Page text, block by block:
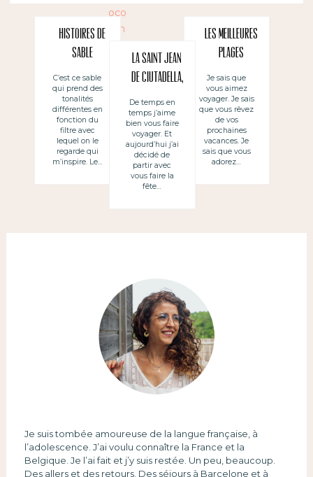
Histoires de
sable
C’est ce sable
qui prend des
tonalités
différentes en
fonction du
filtre avec
lequel on le
regarde qui
m’inspire. Le…
La Saint Jean
de Ciutadella,
à Minorque
De temps en
temps j’aime
bien vous faire
voyager. Et
aujourd’hui j’ai
décidé de
partir avec
vous faire la
fête…
Les meilleures
plages
d’Espagne, à
Minorque
Je sais que
vous aimez
voyager. Je sais
que vous rêvez
de vos
prochaines
vacances. Je
sais que vous
adorez…
Je suis tombée amoureuse de la langue française, à
l’adolescence. J’ai voulu connaître la France et la
Belgique. Je l’ai fait et j’y suis restée. Un peu, beaucoup.
Des allers et des retours. Des séjours à Barcelone et à